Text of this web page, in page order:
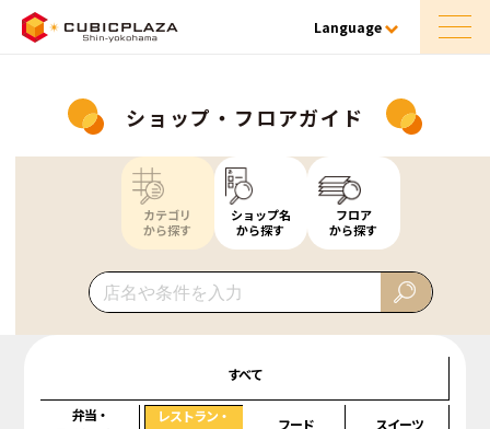
Language
ショップ・フロアガイド
カテゴリ
から探す
ショップ名
から探す
フロア
から探す
すべて
弁当・
レストラン・
フード スイーツ